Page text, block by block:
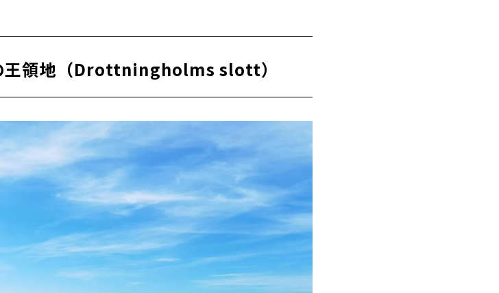
王領地（Drottningholms slott）